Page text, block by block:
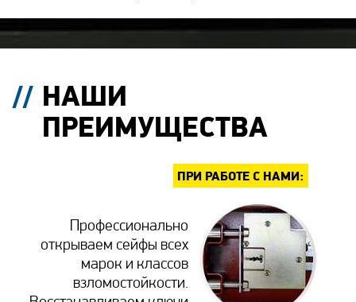
НАШИ
ПРЕИМУЩЕСТВА
ПРИ РАБОТЕ С НАМИ:
Профессионально
открываем сейфы всех
марок и классов
взломостойкости.